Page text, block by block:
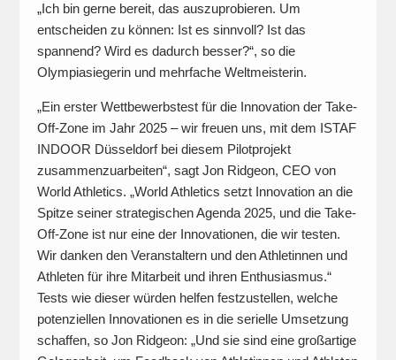
„Ich bin gerne bereit, das auszuprobieren. Um
entscheiden zu können: Ist es sinnvoll? Ist das
spannend? Wird es dadurch besser?“, so die
Olympiasiegerin und mehrfache Weltmeisterin.
„Ein erster Wettbewerbstest für die Innovation der Take-
Off-Zone im Jahr 2025 – wir freuen uns, mit dem ISTAF
INDOOR Düsseldorf bei diesem Pilotprojekt
zusammenzuarbeiten“, sagt Jon Ridgeon, CEO von
World Athletics. „World Athletics setzt Innovation an die
Spitze seiner strategischen Agenda 2025, und die Take-
Off-Zone ist nur eine der Innovationen, die wir testen.
Wir danken den Veranstaltern und den Athletinnen und
Athleten für ihre Mitarbeit und ihren Enthusiasmus.“
Tests wie dieser würden helfen festzustellen, welche
potenziellen Innovationen es in die serielle Umsetzung
schaffen, so Jon Ridgeon: „Und sie sind eine großartige